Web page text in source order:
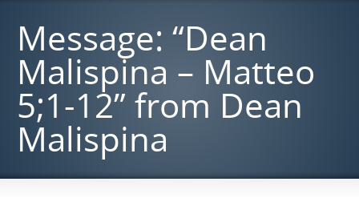
Message: “Dean
Malispina – Matteo
5;1-12” from Dean
Malispina